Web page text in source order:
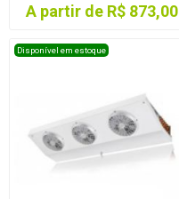
A partir de R$ 873,00
Disponível em estoque